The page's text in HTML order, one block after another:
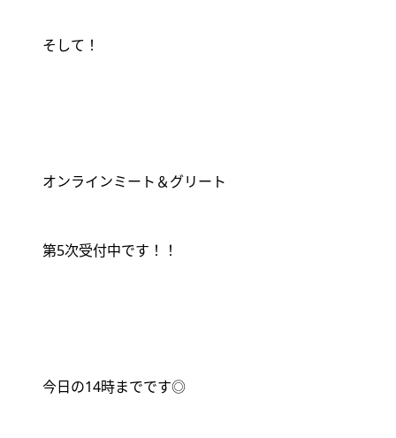
そして！
オンラインミート＆グリート
第5次受付中です！！
今日の14時までです◎